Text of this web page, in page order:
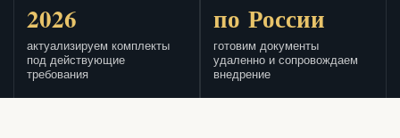
2026
актуализируем комплекты
под действующие
требования
по России
готовим документы
удаленно и сопровождаем
внедрение